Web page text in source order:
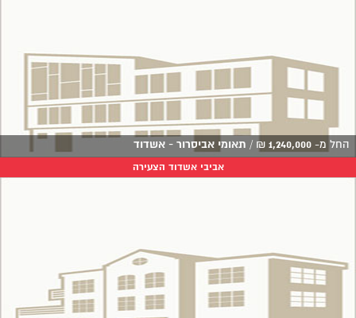
החל מ- 1,240,000
₪
/ תאומי אביסרור - אשדוד
אביבי אשדוד הצעירה